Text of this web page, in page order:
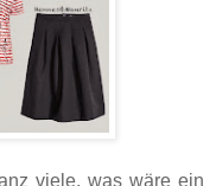
viele, was wäre ein